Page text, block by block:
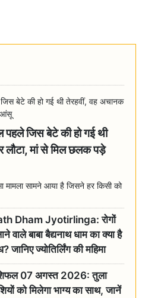
जिस बेटे की हो गई थी
लौटा, मां से मिल छलक पड़े
मामला सामने आया है जिसने हर किसी को
Dham Jyotirlinga: रोगों
वाले बाबा बैद्यनाथ धाम का क्या है
जानिए ज्योतिर्लिंग की महिमा
07 अगस्त 2026: तुला
को मिलेगा भाग्य का साथ, जानें